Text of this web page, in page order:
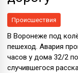
Происшествия
В Воронеже под
пешеход. Авария
часов у дома 32/2
случившегося